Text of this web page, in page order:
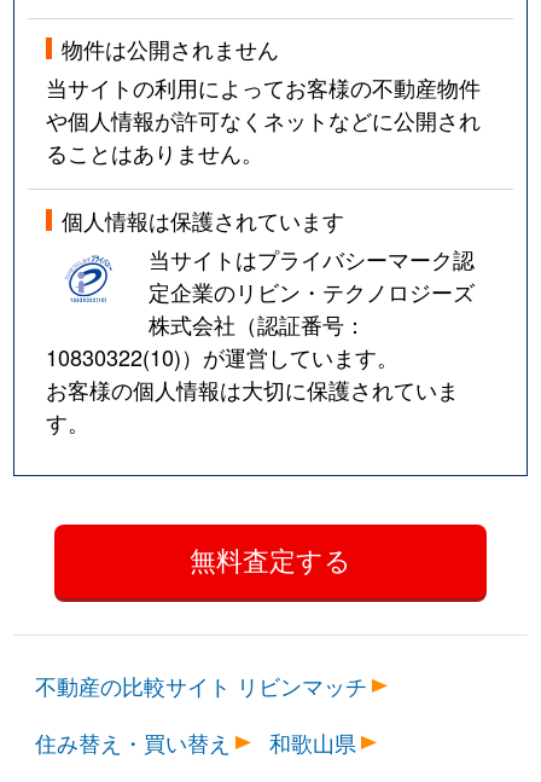
物件は公開されません
当サイトの利用によってお客様の不動産物件
や個人情報が許可なくネットなどに公開され
ることはありません。
個人情報は保護されています
当サイトはプライバシーマーク認
定企業のリビン・テクノロジーズ
株式会社（認証番号：
10830322(10)）が運営しています。
お客様の個人情報は大切に保護されていま
す。
不動産の比較サイト リビンマッチ
住み替え・買い替え
和歌山県